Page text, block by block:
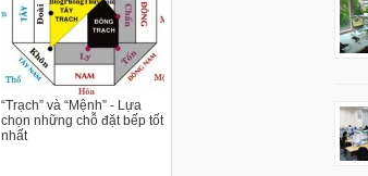
“Trạch” và “Mệnh” - Lựa
chọn những chỗ đặt bếp tốt
nhất